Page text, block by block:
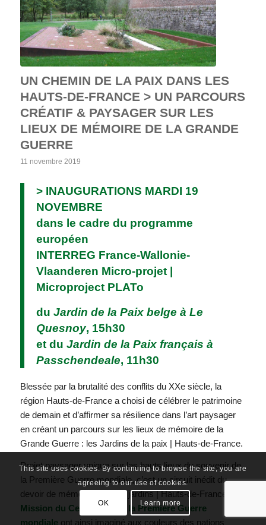
UN CHEMIN DE LA PAIX DANS LES
HAUTS-DE-FRANCE > UN PARCOURS
CRÉATIF & PAYSAGER SUR LES
LIEUX DE MÉMOIRE DE LA GRANDE
GUERRE
11 novembre 2019
> INAUGURATIONS MARDI 19
NOVEMBRE
dans le cadre du programme
européen
INTERREG France-Wallonie-
Vlaanderen Micro-projet |
Microproject PLATo
du Jardin de la Paix belge à Le
Quesnoy, 15h30
et du Jardin de la Paix français à
Passchendeale, 11h30
Blessée par la brutalité des conflits du XXe siècle, la
région Hauts-de-France a choisi de célébrer le patrimoine
de demain et d’affirmer sa résilience dans l’art paysager
en créant un parcours sur les lieux de mémoire de la
Grande Guerre : les Jardins de la paix | Hauts-de-France.
Projet paysager unique sur les hauts lieux du souvenir de
la Première Guerre mondiale, c’est un circuit inédit du
devoir de mémoire qu’Art & jardins | Hauts-de-France et la
Mission du Centenaire de la Première Guerre
mondialeont ainsi imaginé aux couleurs des nations
This site uses cookies. By continuing to browse the site, you are
agreeing to our use of cookies.
OK Learn more